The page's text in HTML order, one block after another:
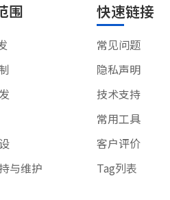
围
与维护
快速链接
常见问题
隐私声明
技术支持
常用工具
客户评价
Tag列表